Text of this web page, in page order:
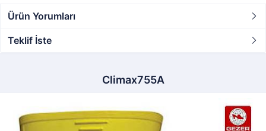
Ürün Yorumları
Teklif İste
Climax755A